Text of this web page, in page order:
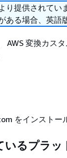
り提供されてい
ある場合、英語
AWS 変換カス
をインストー
いるプラッ